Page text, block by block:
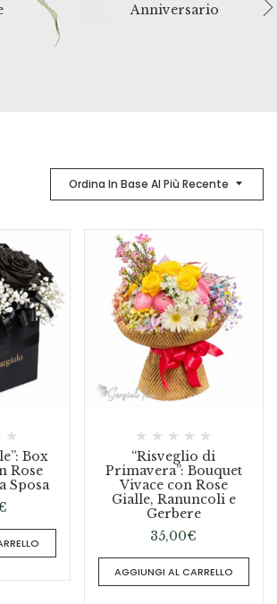
Anniversario
Ordina In Base Al Più Recente
Box
Rose
Sposa
“Risveglio di
Primavera”: Bouquet
Vivace con Rose
Gialle, Ranuncoli e
Gerbere
35,00€
AGGIUNGI AL CARRELLO